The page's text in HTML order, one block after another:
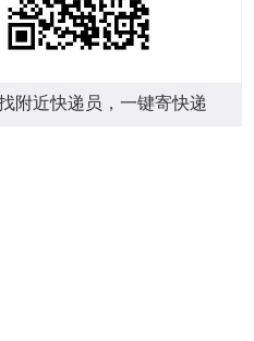
附近快递员，一键寄快递